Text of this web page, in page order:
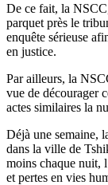
De ce fait, la
parquet près le
enquête sérieuse
en justice.
Par ailleurs, la
vue de décourager
actes similaires la
Déjà une semaine,
dans la ville de
moins chaque nuit,
et pertes en vies